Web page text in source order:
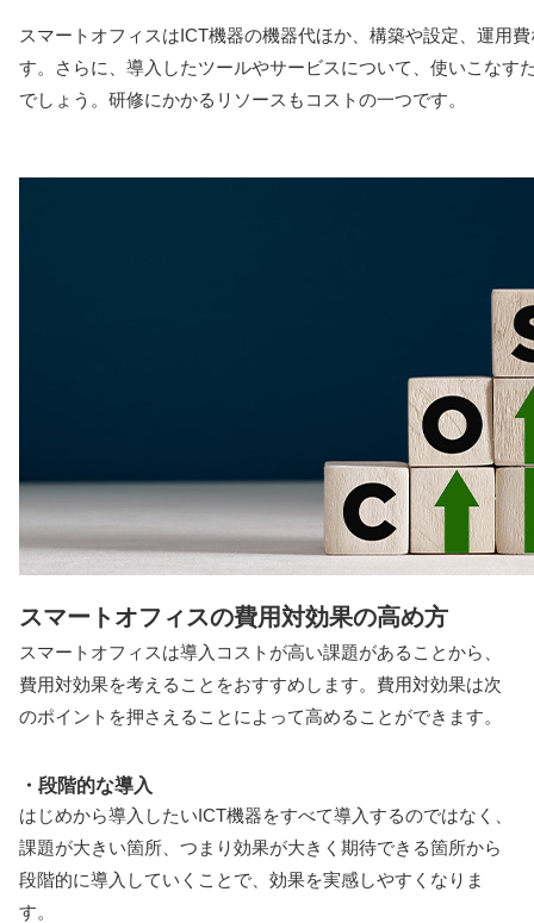
スマートオフィスはICT機器の機器代ほか、構築や設定、運用
す。さらに、導入したツールやサービスについて、使いこなす
でしょう。研修にかかるリソースもコストの一つです。
スマートオフィスの費用対効果の高め方
スマートオフィスは導入コストが高い課題があることから、
費用対効果を考えることをおすすめします。費用対効果は次
のポイントを押さえることによって高めることができます。
・段階的な導入
はじめから導入したいICT機器をすべて導入するのではなく、
課題が大きい箇所、つまり効果が大きく期待できる箇所から
段階的に導入していくことで、効果を実感しやすくなりま
す。